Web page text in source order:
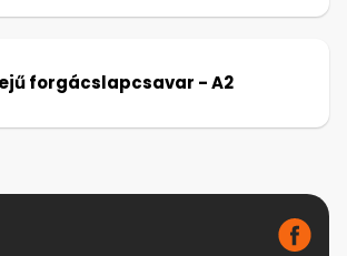
forgácslapcsavar - A2